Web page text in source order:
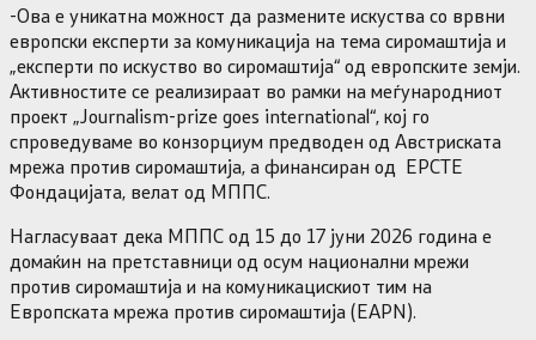
-Ова е уникатна можност да размените искуства со врвни
европски експерти за комуникација на тема сиромаштија и
„експерти по искуство во сиромаштија“ од европските земји.
Активностите се реализираат во рамки на меѓународниот
проект „Journalism-prize goes international“, кој го
спроведуваме во конзорциум предводен од Австриската
мрежа против сиромаштија, а финансиран од ЕРСТЕ
Фондацијата, велат од МППС.
Нагласуваат дека МППС од 15 до 17 јуни 2026 година е
домаќин на претставници од осум национални мрежи
против сиромаштија и на комуникацискиот тим на
Европската мрежа против сиромаштија (EAPN).